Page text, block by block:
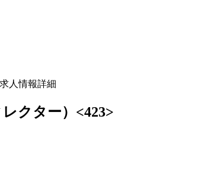
人情報詳細
クター）<423>